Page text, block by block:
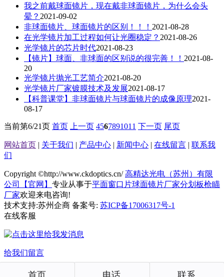
首页 电话 联系
我之前戴球面镜片，现在戴非球面镜片，为什么会头
晕？ 2021-09-02
非球面镜片、球面镜片的区别！！！ 2021-08-28
在光学镜片加工过程如何让光圈稳定？ 2021-08-26
光学镜片的芯片时代2021-08-23
【镜片】球面、非球面的区别说的很完善！！ 2021-08-
20
光学镜片抛光工艺简介2021-08-20
光学镜片厂家镀膜技术及发展2021-08-17
【科普课堂】非球面镜片与球面镜片的成像原理2021-
08-17
当前第6/21页 首页 上一页 4567891011 下一页 尾页
网站首页 | 关于我们 | 产品中心 | 新闻中心 | 在线留言 | 联系我
们
Copyright ©http://www.ckdoptics.cn/高精达光电（苏州）有限
公司【官网】 专业从事于平面窗口片球面镜片厂家分划板枪瞄
厂家欢迎来电咨询!
技术支持:苏州企商 备案号: 苏ICP备17006317号-1
在线客服
给我们留言